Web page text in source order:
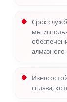
Срок
мы
алмазного
сплава,